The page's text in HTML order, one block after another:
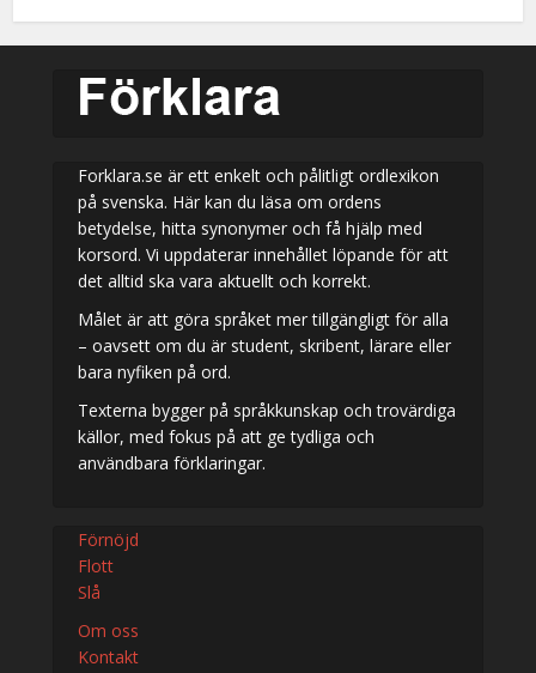
Forklara.se är ett enkelt och pålitligt ordlexikon
på svenska. Här kan du läsa om ordens
betydelse, hitta synonymer och få hjälp med
korsord. Vi uppdaterar innehållet löpande för att
det alltid ska vara aktuellt och korrekt.
Målet är att göra språket mer tillgängligt för alla
– oavsett om du är student, skribent, lärare eller
bara nyfiken på ord.
Texterna bygger på språkkunskap och trovärdiga
källor, med fokus på att ge tydliga och
användbara förklaringar.
Förnöjd
Flott
Slå
Om oss
Kontakt